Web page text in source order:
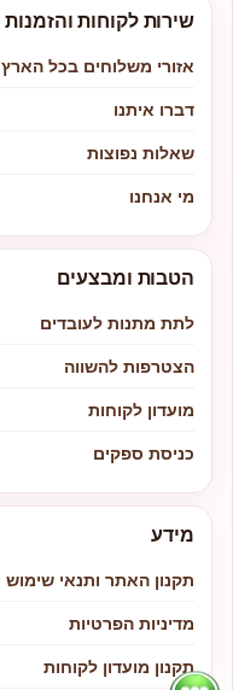
שירות לקוחות והזמנות
אזורי משלוחים בכל הארץ
דברו איתנו
שאלות נפוצות
מי אנחנו
הטבות ומבצעים
לתת מתנות לעובדים
הצטרפות להשווה
מועדון לקוחות
כניסת ספקים
מידע
תקנון האתר ותנאי שימוש
מדיניות הפרטיות
תקנון מועדון לקוחות